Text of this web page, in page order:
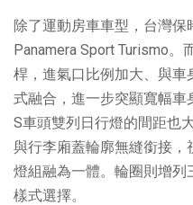
除了運動房車車型，台灣
Panamera Sport Turismo。
桿，進氣口比例加大、與
式融合，進一步突顯寬幅車
S車頭雙列日行燈的間距也
與行李廂蓋輪廓無縫銜接，
燈組融為一體。輪圈則增
樣式選擇。